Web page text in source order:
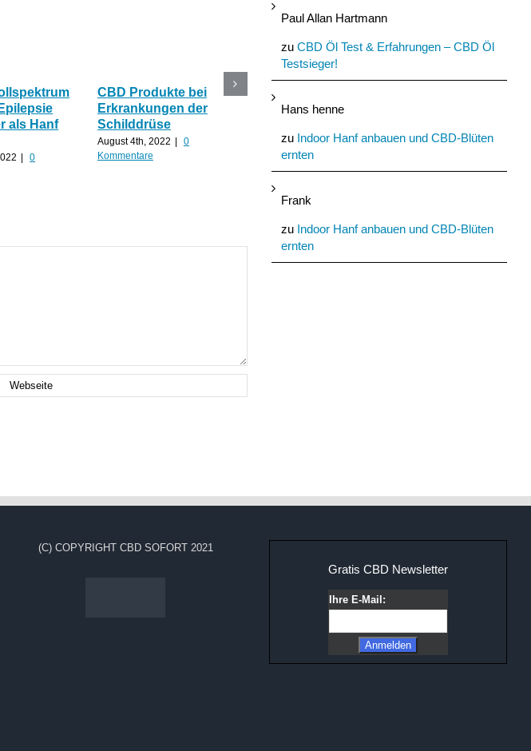
als Hanf
|
0
CBD Produkte bei
Erkrankungen der
Schilddrüse
August 4th, 2022 |
0
Kommentare
CBD Blüten im Online
Shop kaufen oder selber
Juli 30th, 2022 | 0 Kommentare Juli 29th, 2022 | 0
Paul Allan Hartmann
zu CBD Öl Test & Erfahrungen – CBD Öl
Testsieger!
Hans henne
zu Indoor Hanf anbauen und CBD-Blüten
ernten
Frank
zu Indoor Hanf anbauen und CBD-Blüten
ernten
(C) COPYRIGHT CBD SOFORT 2021
Gratis CBD Newsletter
Ihre E-Mail: